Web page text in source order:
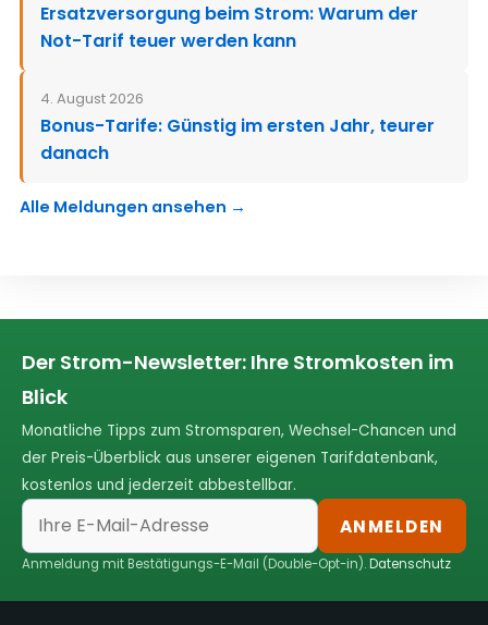
Ersatzversorgung beim Strom: Warum der
Not-Tarif teuer werden kann
4. August 2026
Bonus-Tarife: Günstig im ersten Jahr, teurer
danach
Alle Meldungen ansehen →
Der Strom-Newsletter: Ihre Stromkosten im
Blick
Monatliche Tipps zum Stromsparen, Wechsel-Chancen und
der Preis-Überblick aus unserer eigenen Tarifdatenbank,
kostenlos und jederzeit abbestellbar.
ANMELDEN
Anmeldung mit Bestätigungs-E-Mail (Double-Opt-in).Datenschutz